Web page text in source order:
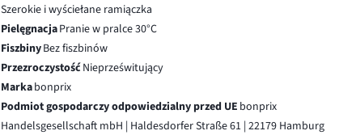
Szerokie i wyściełane ramiączka
PielęgnacjaPranie w pralce 30°C
FiszbinyBez fiszbinów
PrzezroczystośćNieprześwitujący
Markabonprix
Podmiot gospodarczy odpowiedzialny przed UE bonprix
Handelsgesellschaft mbH | Haldesdorfer Straße 61 | 22179 Hamburg